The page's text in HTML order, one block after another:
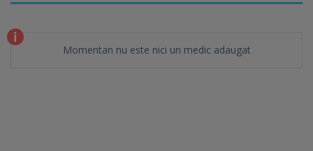
Momentan nu este nici un medic adaugat